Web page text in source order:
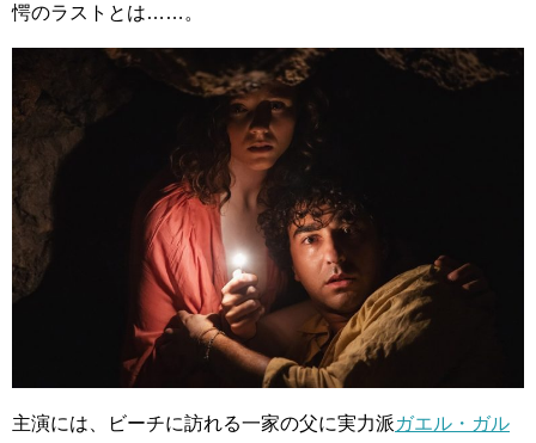
愕のラストとは……。
主演には、ビーチに訪れる一家の父に実力派ガエル・ガル